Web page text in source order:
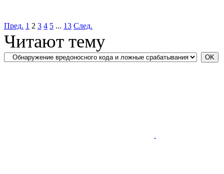
Пред. 1 2 3 4 5 ... 13 След.
Читают тему